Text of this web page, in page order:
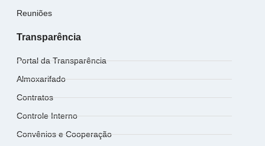
Reuniões
Transparência
Portal da Transparência
Almoxarifado
Contratos
Controle Interno
Convênios e Cooperação